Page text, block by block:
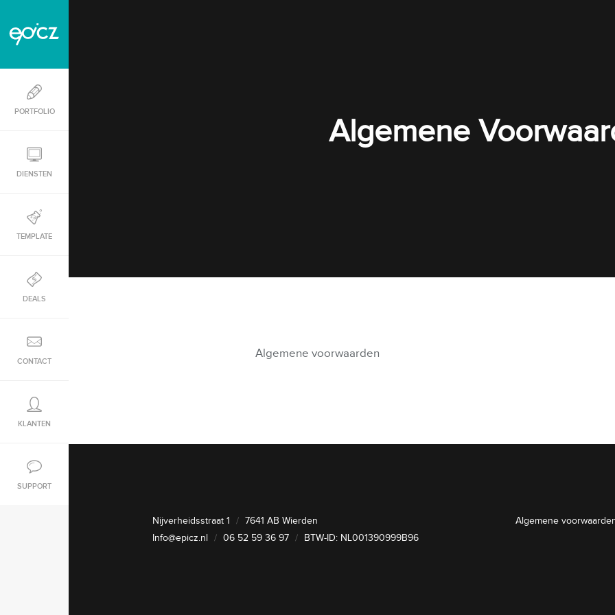
PORTFOLIO
DIENSTEN
TEMPLATE
DEALS
CONTACT
KLANTEN
SUPPORT
Algemene
Algemene voorwaarden
Nijverheidsstraat 1 / 7641 AB Wierden
Info@epicz.nl
/ 06 52 59 36 97 / BTW-ID: NL001390999B96
Algemene